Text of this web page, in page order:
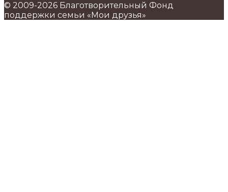
© 2009-2026 Благотворительный Фонд
поддержки семьи «Мои друзья»